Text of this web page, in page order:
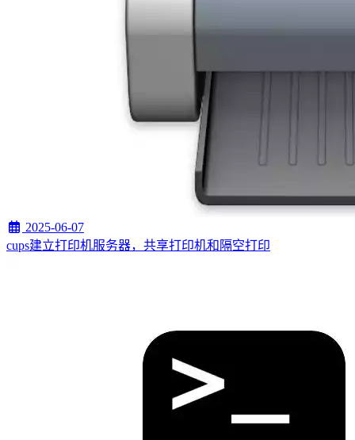
2025-06-07
cups建立打印机服务器，共享打印机和隔空打印